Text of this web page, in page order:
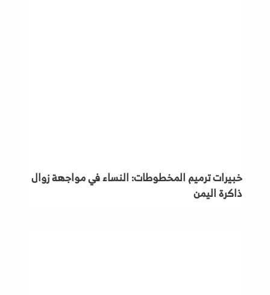
خبيرات ترميم المخطوطات: النساء في مواجهة زوال
ذاكرة اليمن